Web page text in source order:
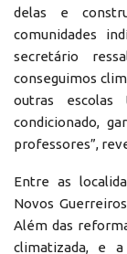
delas e
comunidades
secretário
conseguimos
outras escolas
condicionado,
professores”,
Entre as
Novos
Além das
climatizada, e